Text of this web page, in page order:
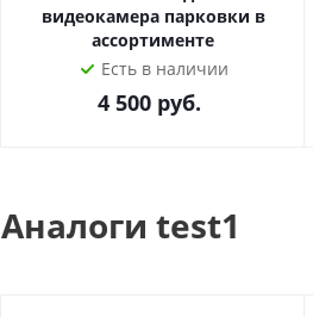
видеокамера парковки в
ассортименте
Есть в наличии
4 500руб.
Аналоги test1